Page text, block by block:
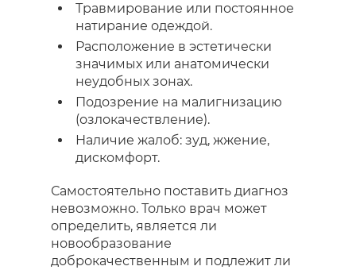
Травмирование или постоянное
натирание одеждой.
Расположение в эстетически
значимых или анатомически
неудобных зонах.
Подозрение на малигнизацию
(озлокачествление).
Наличие жалоб: зуд, жжение,
дискомфорт.
Самостоятельно поставить диагноз
невозможно. Только врач может
определить, является ли
новообразование
доброкачественным и подлежит ли